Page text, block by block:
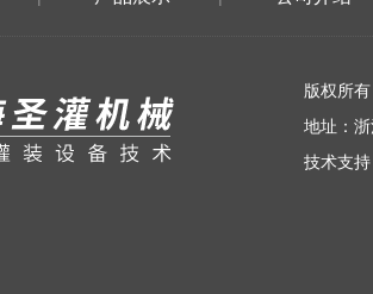
版权所
地址：
技术支